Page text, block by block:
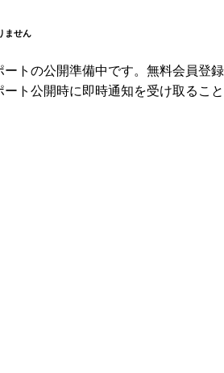
ません
トの公開準備中です。無料会員登録
ト公開時に即時通知を受け取ること